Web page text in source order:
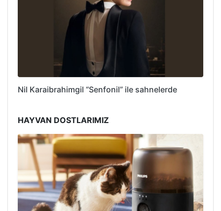
Nil Karaibrahimgil “Senfonil” ile sahnelerde
HAYVAN DOSTLARIMIZ